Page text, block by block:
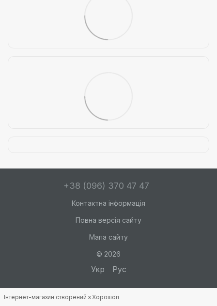
+38 (096) 370 47 47
Контактна інформація
Повна версія сайту
Мапа сайту
© 2026
Укр Рус
Інтернет-магазин створений з Хорошоп